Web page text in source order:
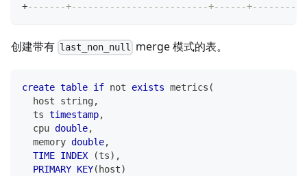
+-------+-------------------------+------+--------+
创建带有 last_non_null merge 模式的表。
create table if not exists metrics (
  host string
,
  ts
timestamp,
  cpu
double,
  memory
double,
TIME INDEX (ts) ,
PRIMARY KEY( host)